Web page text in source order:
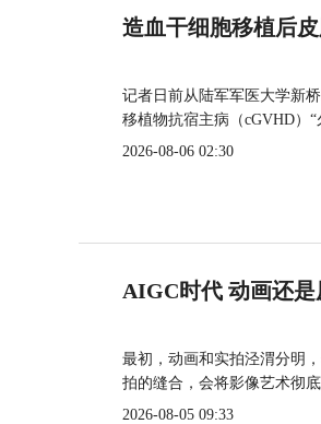
造血干细胞移植后
记者日前从陆军军医大学新
移植物抗宿主病（cGVHD）
2026-08-06 02:30
AIGC时代 动画还
最初，动画和实拍泾渭分明
拍的缝合，会将影像艺术彻底
2026-08-05 09:33